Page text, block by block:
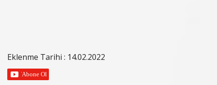
Eklenme Tarihi : 14.02.2022